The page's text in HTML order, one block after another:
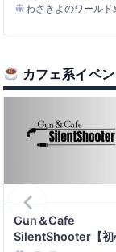
わさきよのワールド
カフェ系イベン
Gun＆Cafe
SilentShooter【初